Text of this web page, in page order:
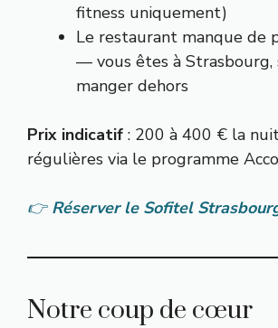
fitness uniquement)
Le restaurant manque de
— vous êtes à Strasbourg,
manger dehors
Prix indicatif : 200 à 400 € la
régulières via le programme
👉Réserver le Sofitel
Notre coup de cœur